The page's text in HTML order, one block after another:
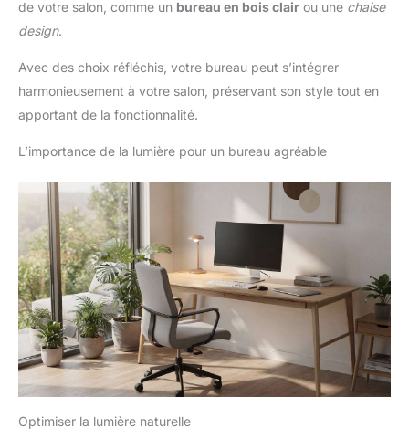
de votre salon, comme un bureau en bois clair ou une chaise
design.
Avec des choix réfléchis, votre bureau peut s’intégrer
harmonieusement à votre salon, préservant son style tout en
apportant de la fonctionnalité.
L’importance de la lumière pour un bureau agréable
Optimiser la lumière naturelle